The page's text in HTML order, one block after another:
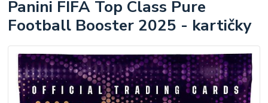
Panini FIFA Top Class Pure
Football Booster 2025 - kartičky